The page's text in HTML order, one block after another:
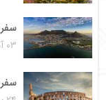
۰۳ آذر ۱۴۰۴